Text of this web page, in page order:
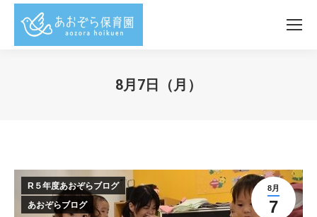
8月7日（月）
8月
7
R５年度あおぞらブログ
あおぞらブログ